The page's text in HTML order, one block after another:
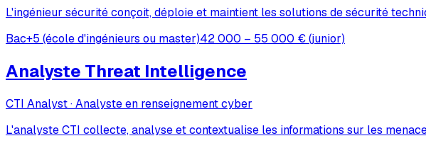
L'ingénieur sécurité conçoit, déploie et maintient les solutions de sécurité
Bac+5 (école d'ingénieurs ou master)42 000 – 55 000 € (junior)
Analyste Threat Intelligence
CTI Analyst · Analyste en renseignement cyber
L'analyste CTI collecte, analyse et contextualise les informations sur les